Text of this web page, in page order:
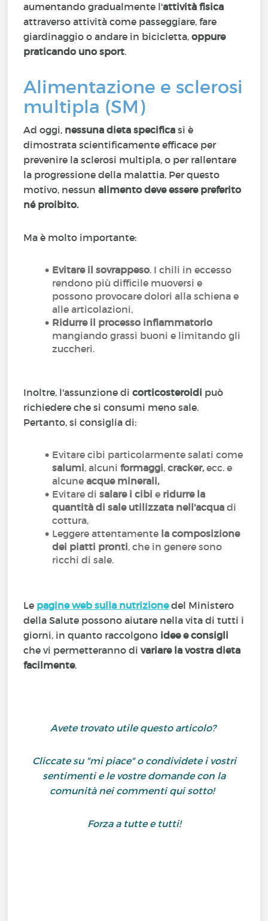
aumentando gradualmente l'attività fisica
attraverso attività come passeggiare, fare
giardinaggio o andare in bicicletta,oppure
praticando uno sport.
Alimentazione e sclerosi
multipla (SM)
Ad oggi, nessuna dieta specificasi è
dimostrata scientificamente efficace per
prevenire la sclerosi multipla, o per rallentare
la progressione della malattia. Per questo
motivo, nessunalimento deve essere preferito
né proibito.
Ma è molto importante:
Evitare il sovrappeso. I chili in eccesso
rendono più difficile muoversi e
possono provocare dolori alla schiena e
alle articolazioni,
Ridurre il processo infiammatorio
mangiando grassi buoni e limitando gli
zuccheri.
Inoltre, l'assunzione dicorticosteroidi può
richiedere che si consumi meno sale.
Pertanto, si consiglia di:
Evitare cibi particolarmente salati come
salumi, alcuniformaggi,cracker,ecc. e
alcuneacque minerali,
Evitare disalare i cibie ridurre la
quantità di sale utilizzata nell'acqua di
cottura,
Leggere attentamente la composizione
dei piatti pronti, che in genere sono
ricchi di sale.
Le pagine web sulla nutrizionedel Ministero
della Salute possono aiutare nella vita di tutti i
giorni, in quanto raccolgono idee e consigli
che vi permetteranno divariare la vostra dieta
facilmente.
Avete trovato utile questo articolo?
Cliccate su "mi piace" o condividete i vostri
sentimenti e le vostre domande con la
comunità nei commenti qui sotto!
Forza a tutte e tutti!